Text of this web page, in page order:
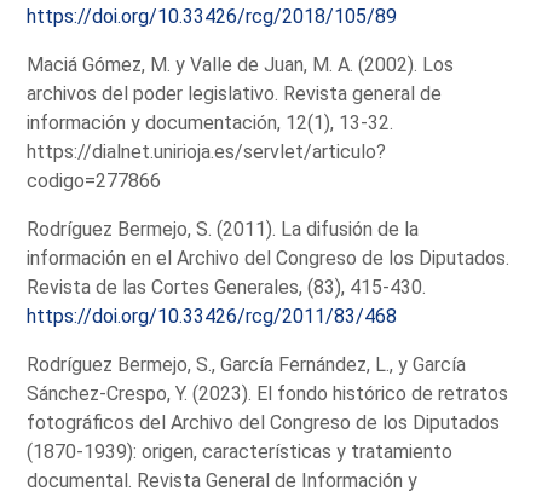
https://doi.org/10.33426/rcg/2018/105/89
Maciá Gómez, M. y Valle de Juan, M. A. (2002). Los
archivos del poder legislativo. Revista general de
información y documentación, 12(1), 13-32.
https://dialnet.unirioja.es/servlet/articulo?
codigo=277866
Rodríguez Bermejo, S. (2011). La difusión de la
información en el Archivo del Congreso de los Diputados.
Revista de las Cortes Generales, (83), 415-430.
https://doi.org/10.33426/rcg/2011/83/468
Rodríguez Bermejo, S., García Fernández, L., y García
Sánchez-Crespo, Y. (2023). El fondo histórico de retratos
fotográficos del Archivo del Congreso de los Diputados
(1870-1939): origen, características y tratamiento
documental. Revista General de Información y